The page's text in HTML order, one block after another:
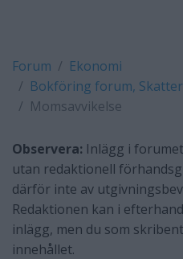
Forum
Ekonomi
Bokföring forum,
Momsavvikelse
Observera: Inlägg i
utan redaktionell
därför inte av
Redaktionen kan i
inlägg, men du som
innehållet.